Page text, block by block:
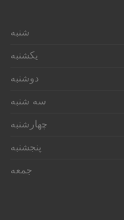
شنبه
یکشنبه
دوشنبه
سه شنبه
چهارشنبه
پنجشنبه
جمعه